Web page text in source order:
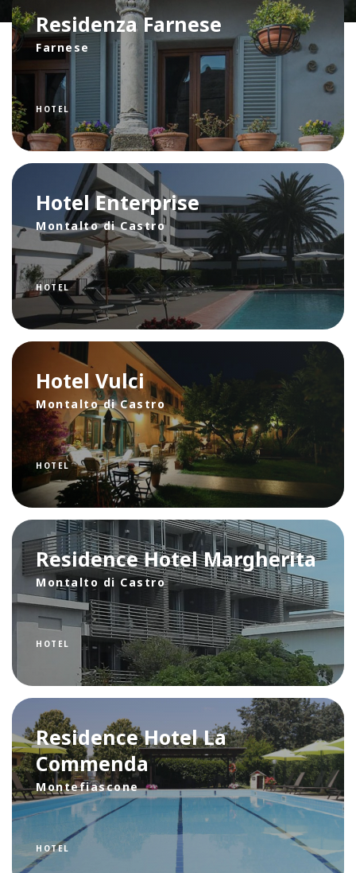
Residenza Farnese
Farnese
HOTEL
Hotel Enterprise
Montalto di Castro
HOTEL
Hotel Vulci
Montalto di Castro
HOTEL
Residence Hotel Margherita
Montalto di Castro
HOTEL
Residence Hotel La
Commenda
Montefiascone
HOTEL